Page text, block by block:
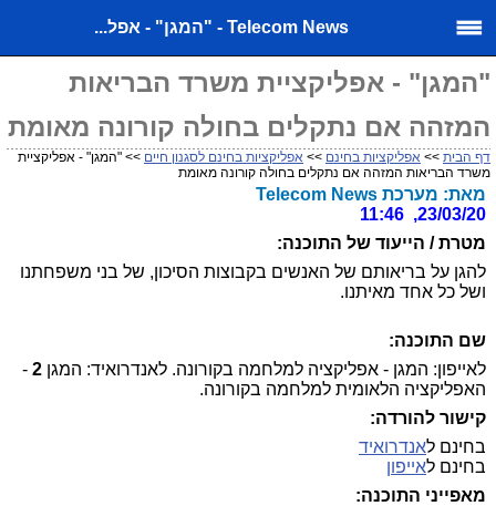
Telecom News - "המגן" - אפל...
"המגן" - אפליקציית משרד הבריאות
המזהה אם נתקלים בחולה קורונה מאומת
דף הבית >> אפליקציות בחינם >> אפליקציות בחינם לסגנון חיים >> "המגן" - אפליקציית
משרד הבריאות המזהה אם נתקלים בחולה קורונה מאומת
מאת: מערכת Telecom News
23/03/20, 11:46
מטרת / הייעוד של התוכנה:
להגן על בריאותם של האנשים בקבוצות הסיכון, של בני משפחתנו
ושל כל אחד מאיתנו.
שם התוכנה:
לאייפון: המגן - אפליקציה למלחמה בקורונה. לאנדרואיד: המגן 2
-
האפליקציה הלאומית למלחמה בקורונה.
קישור להורדה:
בחינם לאנדרואיד
בחינם לאייפון
מאפייני התוכנה: